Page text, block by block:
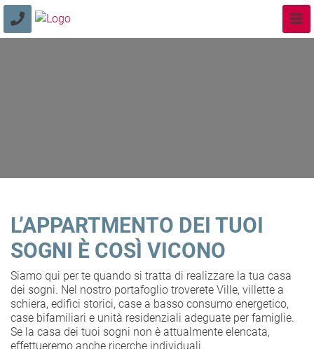
L’APPARTMENTO DEI TUOI
SOGNI È COSÌ VICONO
Siamo qui per te quando si tratta di realizzare la tua casa
dei sogni. Nel nostro portafoglio troverete Ville, villette a
schiera, edifici storici, case a basso consumo energetico,
case bifamiliari e unità residenziali adeguate per famiglie.
Se la casa dei tuoi sogni non è attualmente elencata,
effettueremo anche ricerche individuali.